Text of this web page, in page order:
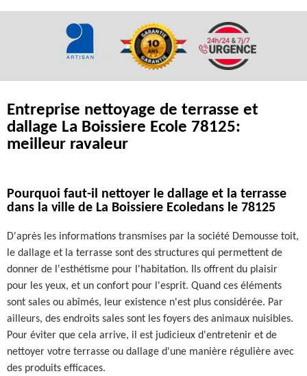
Entreprise nettoyage de terrasse et
dallage La Boissiere Ecole 78125:
meilleur ravaleur
Pourquoi faut-il nettoyer le dallage et la terrasse
dans la ville de La Boissiere Ecoledans le 78125
D'après les informations transmises par la société Demousse toit,
le dallage et la terrasse sont des structures qui permettent de
donner de l'esthétisme pour l'habitation. Ils offrent du plaisir
pour les yeux, et un confort pour l'esprit. Quand ces éléments
sont sales ou abîmés, leur existence n'est plus considérée. Par
ailleurs, des endroits sales sont les foyers des animaux nuisibles.
Pour éviter que cela arrive, il est judicieux d'entretenir et de
nettoyer votre terrasse ou dallage d'une manière régulière avec
des produits efficaces.